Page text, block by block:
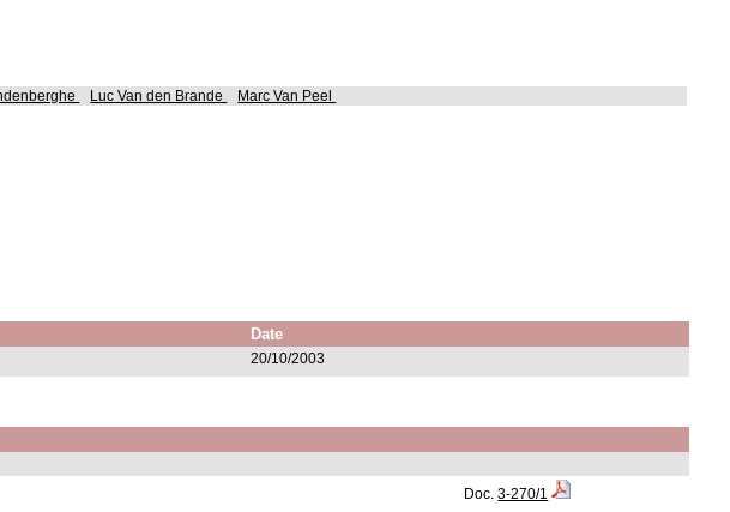
Luc Van den Brande Marc Van Peel
Date
20/10/2003
Doc.3-270/1